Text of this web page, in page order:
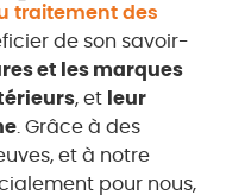
traitement des
de son savoir-
et les marques
, et leur
. Grâce à des
et à notre
pour nous,